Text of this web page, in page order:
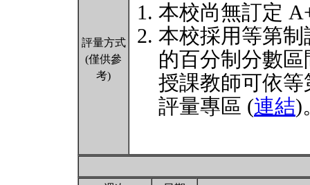
評量方式
(僅供參
考)
本校尚無訂定
本校採用等第
的百分制分數
授課教師可依
評量專區 (連結)